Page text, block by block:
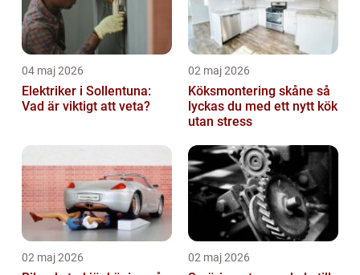
04 maj 2026
Elektriker i Sollentuna:
Vad är viktigt att veta?
02 maj 2026
Köksmontering skåne så
lyckas du med ett nytt kök
utan stress
02 maj 2026 02 maj 2026